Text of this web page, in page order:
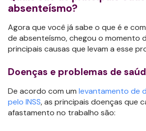
absenteísmo?
Agora que você já sabe o que é e
de absenteísmo, chegou o momento
principais causas que levam a esse
Doenças e problemas de
De acordo com um levantamento de
pelo INSS, as principais doenças que
afastamento no trabalho são: